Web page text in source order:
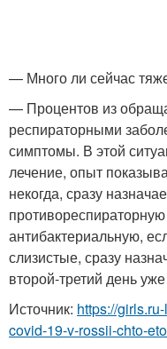
— Много ли сейчас
— Процентов из
респираторными
симптомы. В этой
лечение, опыт
некогда, сразу
антибактериальную,
слизистые, сразу
второй-третий день
Источник: https://
covid-19-v-rossii-chto-